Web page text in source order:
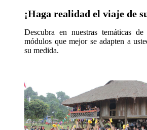
¡Haga realidad el viaje de
Descubra en nuestras temáticas
módulos que mejor se adapten a
su medida.